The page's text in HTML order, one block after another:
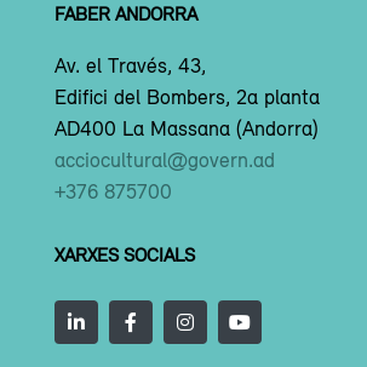
FABER ANDORRA
Av. el Través, 43,
Edifici del Bombers, 2a planta
AD400 La Massana (Andorra)
acciocultural@govern.ad
+376 875700
XARXES SOCIALS